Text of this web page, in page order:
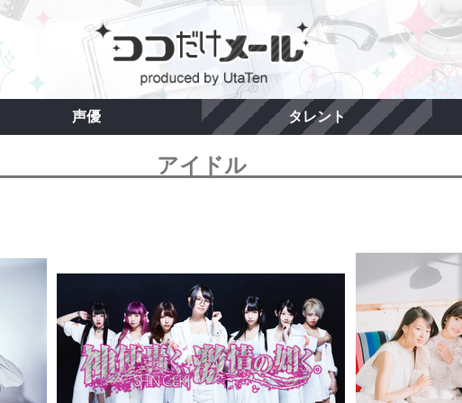
声優 タレント
アイドル